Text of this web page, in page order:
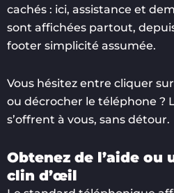
cachés : ici, assistance et
sont affichées partout,
footer simplicité assumée.
Vous hésitez entre cliquer
ou décrocher le téléphone ?
s’offrent à vous, sans détour.
Obtenez de l’aide ou
clin d’œil